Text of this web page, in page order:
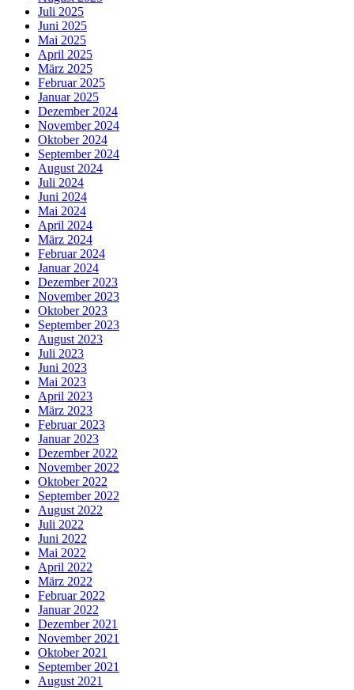
Juli 2025
Juni 2025
Mai 2025
April 2025
März 2025
Februar 2025
Januar 2025
Dezember 2024
November 2024
Oktober 2024
September 2024
August 2024
Juli 2024
Juni 2024
Mai 2024
April 2024
März 2024
Februar 2024
Januar 2024
Dezember 2023
November 2023
Oktober 2023
September 2023
August 2023
Juli 2023
Juni 2023
Mai 2023
April 2023
März 2023
Februar 2023
Januar 2023
Dezember 2022
November 2022
Oktober 2022
September 2022
August 2022
Juli 2022
Juni 2022
Mai 2022
April 2022
März 2022
Februar 2022
Januar 2022
Dezember 2021
November 2021
Oktober 2021
September 2021
August 2021